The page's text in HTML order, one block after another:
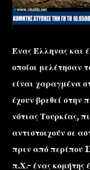
Ένας Έλληνας και
οποίοι μελέτησαν
είναι χαραγμένα
έχουν βρεθεί στην
νότιας Τουρκίας,
αντιστοιχούν σε
πριν από περίπου
π.Χ.- ένας κομήτης